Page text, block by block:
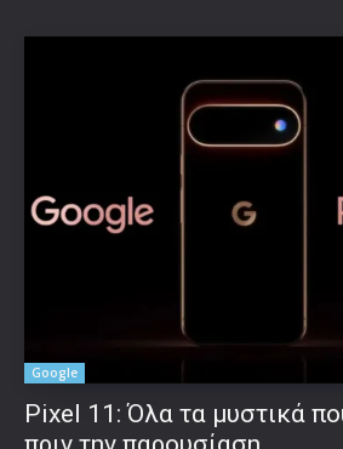
Google
Pixel 11: Όλα τα μυστικά